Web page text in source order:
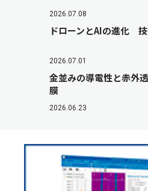
2026.07.08
ドローンとAIの進化
2026.07.01
金並みの導電性と赤外
膜
2026.06.23